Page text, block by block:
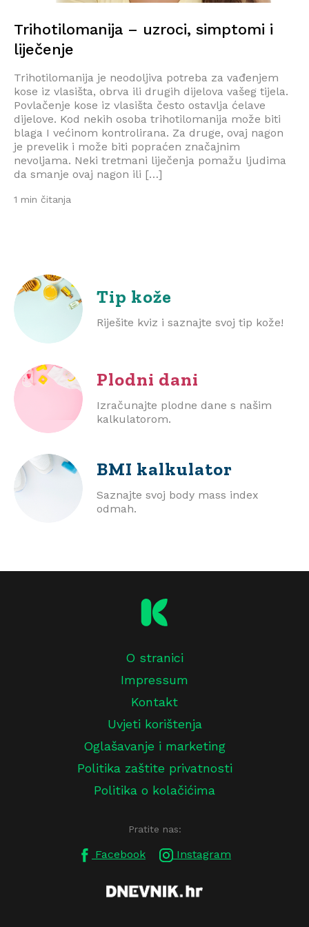
Trihotilomanija – uzroci, simptomi i
liječenje
Trihotilomanija je neodoljiva potreba za vađenjem
kose iz vlasišta, obrva ili drugih dijelova vašeg tijela.
Povlačenje kose iz vlasišta često ostavlja ćelave
dijelove. Kod nekih osoba trihotilomanija može biti
blaga I većinom kontrolirana. Za druge, ovaj nagon
je prevelik i može biti popraćen značajnim
nevoljama. Neki tretmani liječenja pomažu ljudima
da smanje ovaj nagon ili […]
1 min čitanja
Tip kože
Riješite kviz i saznajte svoj tip kože!
Plodni dani
Izračunajte plodne dane s našim
kalkulatorom.
BMI kalkulator
Saznajte svoj body mass index
odmah.
O stranici
Impressum
Kontakt
Uvjeti korištenja
Oglašavanje i marketing
Politika zaštite privatnosti
Politika o kolačićima
Pratite nas:
Facebook Instagram